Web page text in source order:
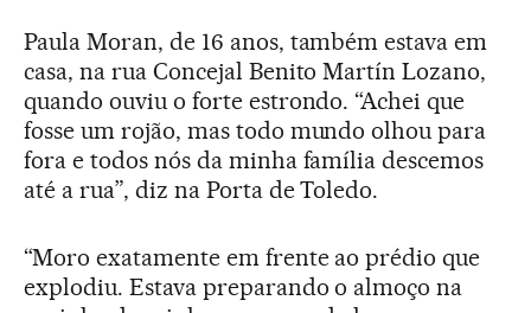
Paula Moran, de 16 anos, também estava em
casa, na rua Concejal Benito Martín Lozano,
quando ouviu o forte estrondo. “Achei que
fosse um rojão, mas todo mundo olhou para
fora e todos nós da minha família descemos
até a rua”, diz na Porta de Toledo.
“Moro exatamente em frente ao prédio que
explodiu. Estava preparando o almoço na